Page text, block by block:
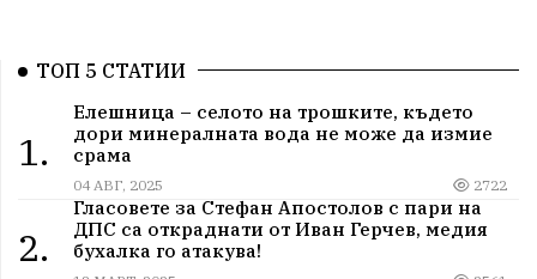
ТОП 5 СТАТИИ
1.
Елешница – селото на трошките, където
дори минералната вода не може да измие
срама
04 АВГ, 2025 2722
2.
Гласовете за Стефан Апостолов с пари на
ДПС са откраднати от Иван Герчев, медия
бухалка го атакува!